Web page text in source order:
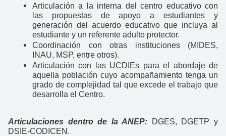
Articulación a la interna del centro educativo con
las propuestas de apoyo a estudiantes y
generación del acuerdo educativo que incluya al
estudiante y un referente adulto protector.
Coordinación con otras instituciones (MIDES,
INAU, MSP, entre otros).
Articulación con las UCDIEs para el abordaje de
aquella población cuyo acompañamiento tenga un
grado de complejidad tal que excede el trabajo que
desarrolla el Centro.
Articulaciones dentro de la ANEP:
DGES, DGETP y
DSIE-CODICEN.